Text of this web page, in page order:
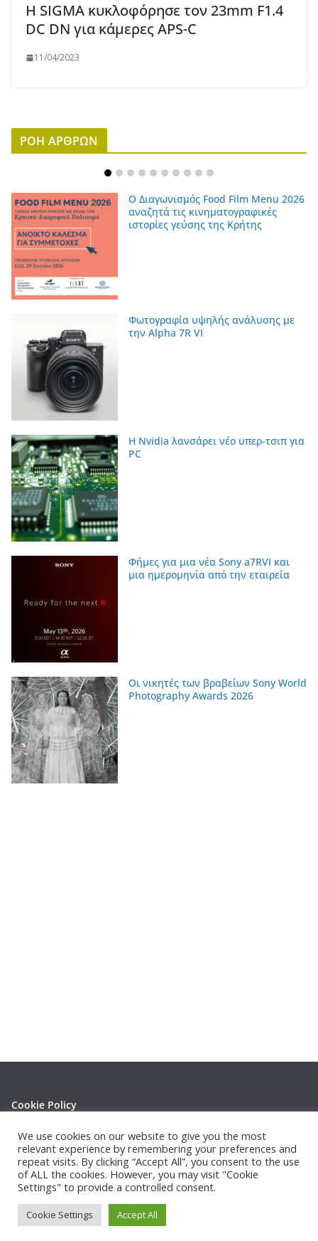
Η SIGMA κυκλοφόρησε τον 23mm F1.4
DC DN για κάμερες APS-C
11/04/2023
ΡΟΗ ΑΡΘΡΩΝ
Ο Διαγωνισμός Food Film Menu 2026
αναζητά τις κινηματογραφικές
ιστορίες γεύσης της Κρήτης
Φωτογραφία υψηλής ανάλυσης με
την Alpha 7R VI
Η Nvidia λανσάρει νέο υπερ-τσιπ για
PC
Φήμες για μια νέα Sony a7RVI και
μια ημερομηνία από την εταιρεία
Οι νικητές των βραβείων Sony World
Photography Awards 2026
Cookie Policy
Privacy Policy
Copyright © 2026Thephotowall
Theme:ColorMag by ThemeGrill. Powered by
We use cookies on our website to give you the most
relevant experience by remembering your preferences and
repeat visits. By clicking “Accept All”, you consent to the use
of ALL the cookies. However, you may visit "Cookie
Settings" to provide a controlled consent.
Cookie Settings Accept All